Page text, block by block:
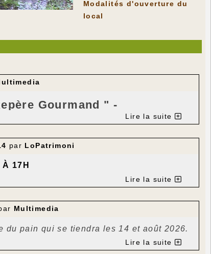
Modalités d'ouverture du
local
Gourmand " -
voix."
Lire la suite
par LoPatrimoni
17H
Lire la suite
Multimedia
du pain qui se tiendra les 14 et août 2026.
c’est un concert Gospel Négro spirituals
Lire la suite